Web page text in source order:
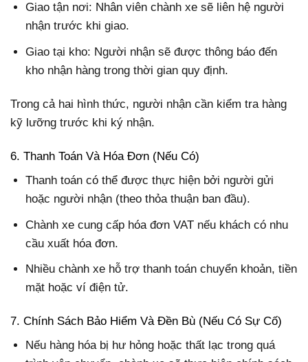
Giao tận nơi: Nhân viên chành xe sẽ liên hệ người
nhận trước khi giao.
Giao tại kho: Người nhận sẽ được thông báo đến
kho nhận hàng trong thời gian quy định.
Trong cả hai hình thức, người nhận cần kiểm tra hàng
kỹ lưỡng trước khi ký nhận.
6. Thanh Toán Và Hóa Đơn (Nếu Có)
Thanh toán có thể được thực hiện bởi người gửi
hoặc người nhận (theo thỏa thuận ban đầu).
Chành xe cung cấp hóa đơn VAT nếu khách có nhu
cầu xuất hóa đơn.
Nhiều chành xe hỗ trợ thanh toán chuyển khoản, tiền
mặt hoặc ví điện tử.
7. Chính Sách Bảo Hiểm Và Đền Bù (Nếu Có Sự Cố)
Nếu hàng hóa bị hư hỏng hoặc thất lạc trong quá